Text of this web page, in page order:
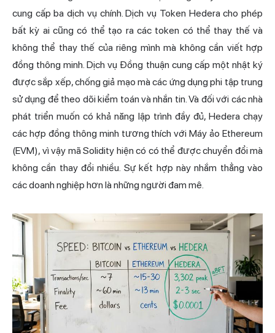
cung cấp ba dịch vụ chính. Dịch vụ Token Hedera cho phép
bất kỳ ai cũng có thể tạo ra các token có thể thay thế và
không thể thay thế của riêng mình mà không cần viết hợp
đồng thông minh. Dịch vụ Đồng thuận cung cấp một nhật ký
được sắp xếp, chống giả mạo mà các ứng dụng phi tập trung
sử dụng để theo dõi kiểm toán và nhắn tin. Và đối với các nhà
phát triển muốn có khả năng lập trình đầy đủ, Hedera chạy
các hợp đồng thông minh tương thích với Máy ảo Ethereum
(EVM), vì vậy mã Solidity hiện có có thể được chuyển đổi mà
không cần thay đổi nhiều. Sự kết hợp này nhắm thẳng vào
các doanh nghiệp hơn là những người đam mê.